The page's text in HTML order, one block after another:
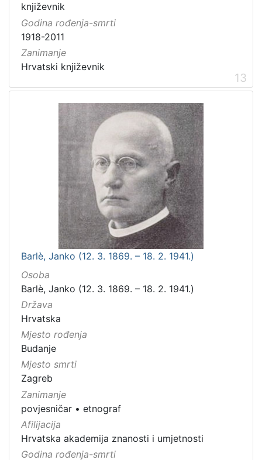
književnik
Godina rođenja-smrti
1918-2011
Zanimanje
Hrvatski književnik
13
Barlè, Janko (12. 3. 1869. – 18. 2. 1941.)
Osoba
Barlè, Janko (12. 3. 1869. – 18. 2. 1941.)
Država
Hrvatska
Mjesto rođenja
Budanje
Mjesto smrti
Zagreb
Zanimanje
povjesničar • etnograf
Afilijacija
Hrvatska akademija znanosti i umjetnosti
Godina rođenja-smrti